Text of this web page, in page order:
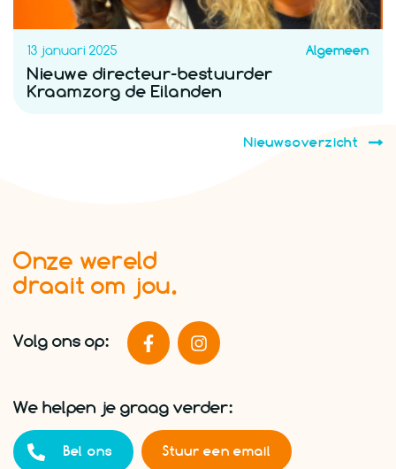
13 januari 2025 Algemeen
Nieuwe directeur-bestuurder
Kraamzorg de Eilanden
Nieuwsoverzicht
Onze wereld
draait om jou.
Volg ons op:
We helpen je graag verder:
Bel ons Stuur een email